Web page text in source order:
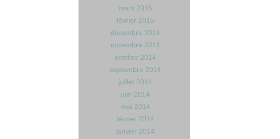
mars 2015
février 2015
décembre 2014
novembre 2014
octobre 2014
septembre 2014
juillet 2014
juin 2014
mai 2014
février 2014
janvier 2014